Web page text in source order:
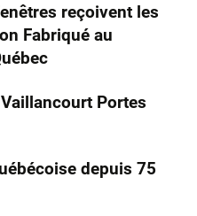
reçoivent les
Fabriqué au
Portes
depuis 75